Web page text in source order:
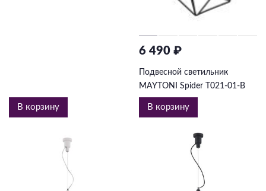
В корзину
6 490 ₽
Подвесной светильник
MAYTONI Spider T021-01-B
В корзину